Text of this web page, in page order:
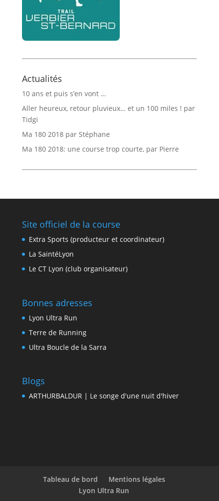
Actualités
10 ans et puis s’en vont …
Aller heureux, retour pluvieux… et un 100 miles ! par
Tidgi
Ma 180 2018 par Stéphane
Ma 180 2018: une course trop courte, par Pierre
Site officiel de la course
Extra Sports (producteur et coordinateur)
La SaintéLyon
Le CT Lyon (club organisateur)
Bonnes adresses
Lyon Ultra Run
Terre de Running
Ultra Boucle de la Sarra
Blogs
ARTHURBALDUR | Le songe d'une nuit d'hiver
Tableau de bord
Mentions légales
Lyon Ultra Run